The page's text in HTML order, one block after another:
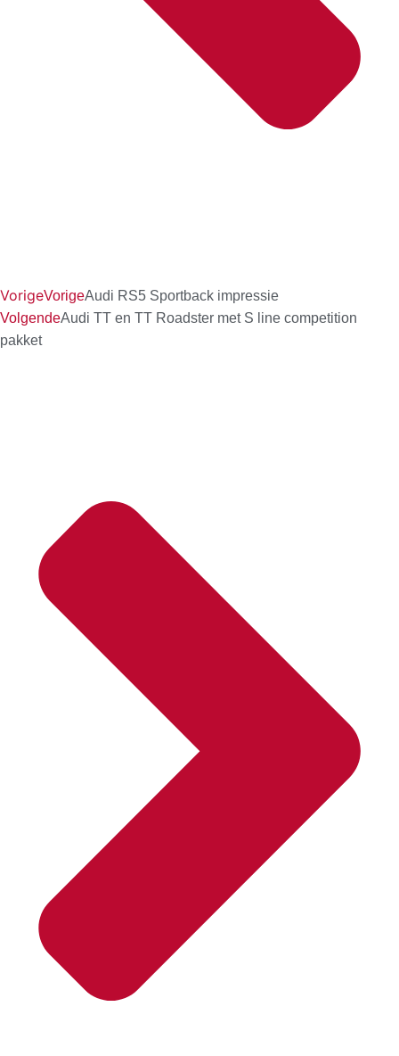
VorigeVorigeAudi RS5 Sportback impressie
VolgendeAudi TT en TT Roadster met S line competition
pakket